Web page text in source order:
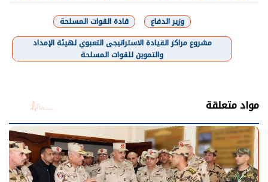
شارك
وزير الدفاع
قادة القوات المسلحة
مشروع مراكز القيادة الاستراتيجى التعبوي لهيئة الإمداد
والتموين للقوات المسلحة
مواد متعلقة